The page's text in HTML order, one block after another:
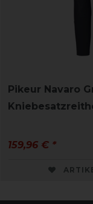
Pikeur Navaro
159,96 € *